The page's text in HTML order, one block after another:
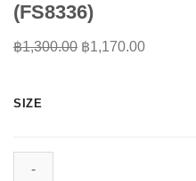
(FS8336)
฿1,300.00 Original
฿1,170.00Current
SIZE